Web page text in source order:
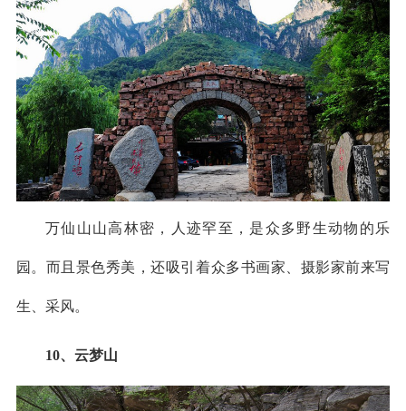
万仙山山高林密，人迹罕至，是众多野生动物的乐
园。而且景色秀美，还吸引着众多书画家、摄影家前来写
生、采风。
10、云梦山